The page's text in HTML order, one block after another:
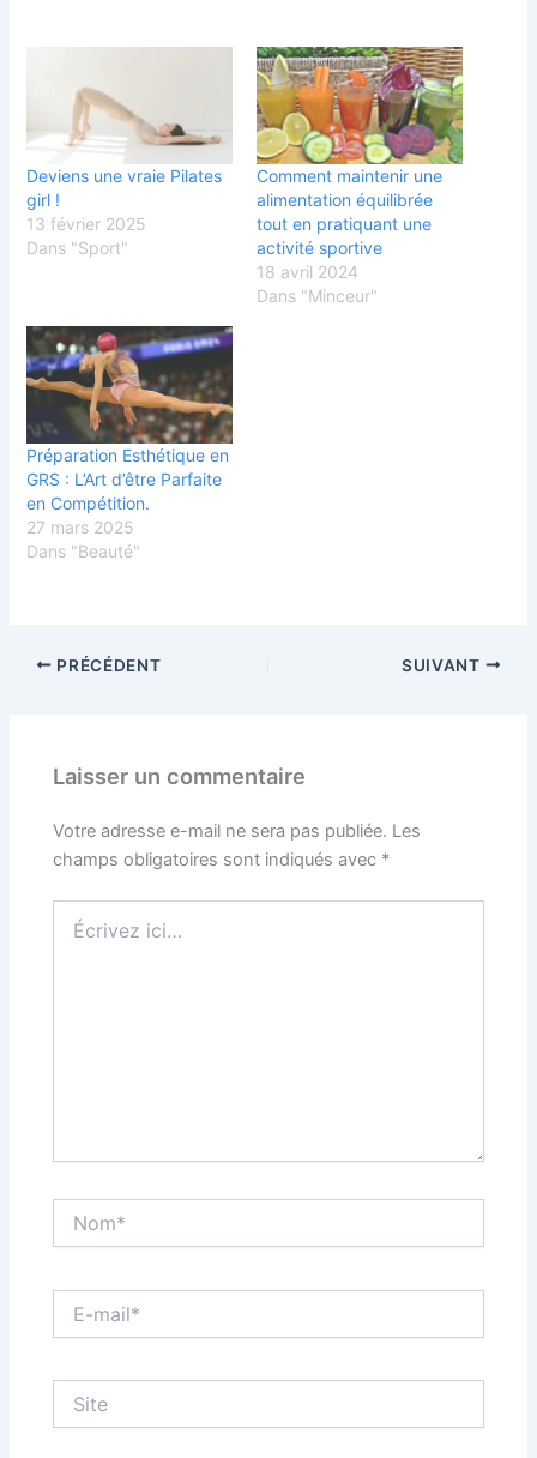
Deviens une vraie Pilates
girl !
13 février 2025
Dans "Sport"
Comment maintenir une
alimentation équilibrée
tout en pratiquant une
activité sportive
18 avril 2024
Dans "Minceur"
Préparation Esthétique en
GRS : L’Art d’être Parfaite
en Compétition.
27 mars 2025
Dans "Beauté"
PRÉCÉDENT SUIVANT
Laisser un commentaire
Votre adresse e-mail ne sera pas publiée. Les
champs obligatoires sont indiqués avec *
ici…
mail*